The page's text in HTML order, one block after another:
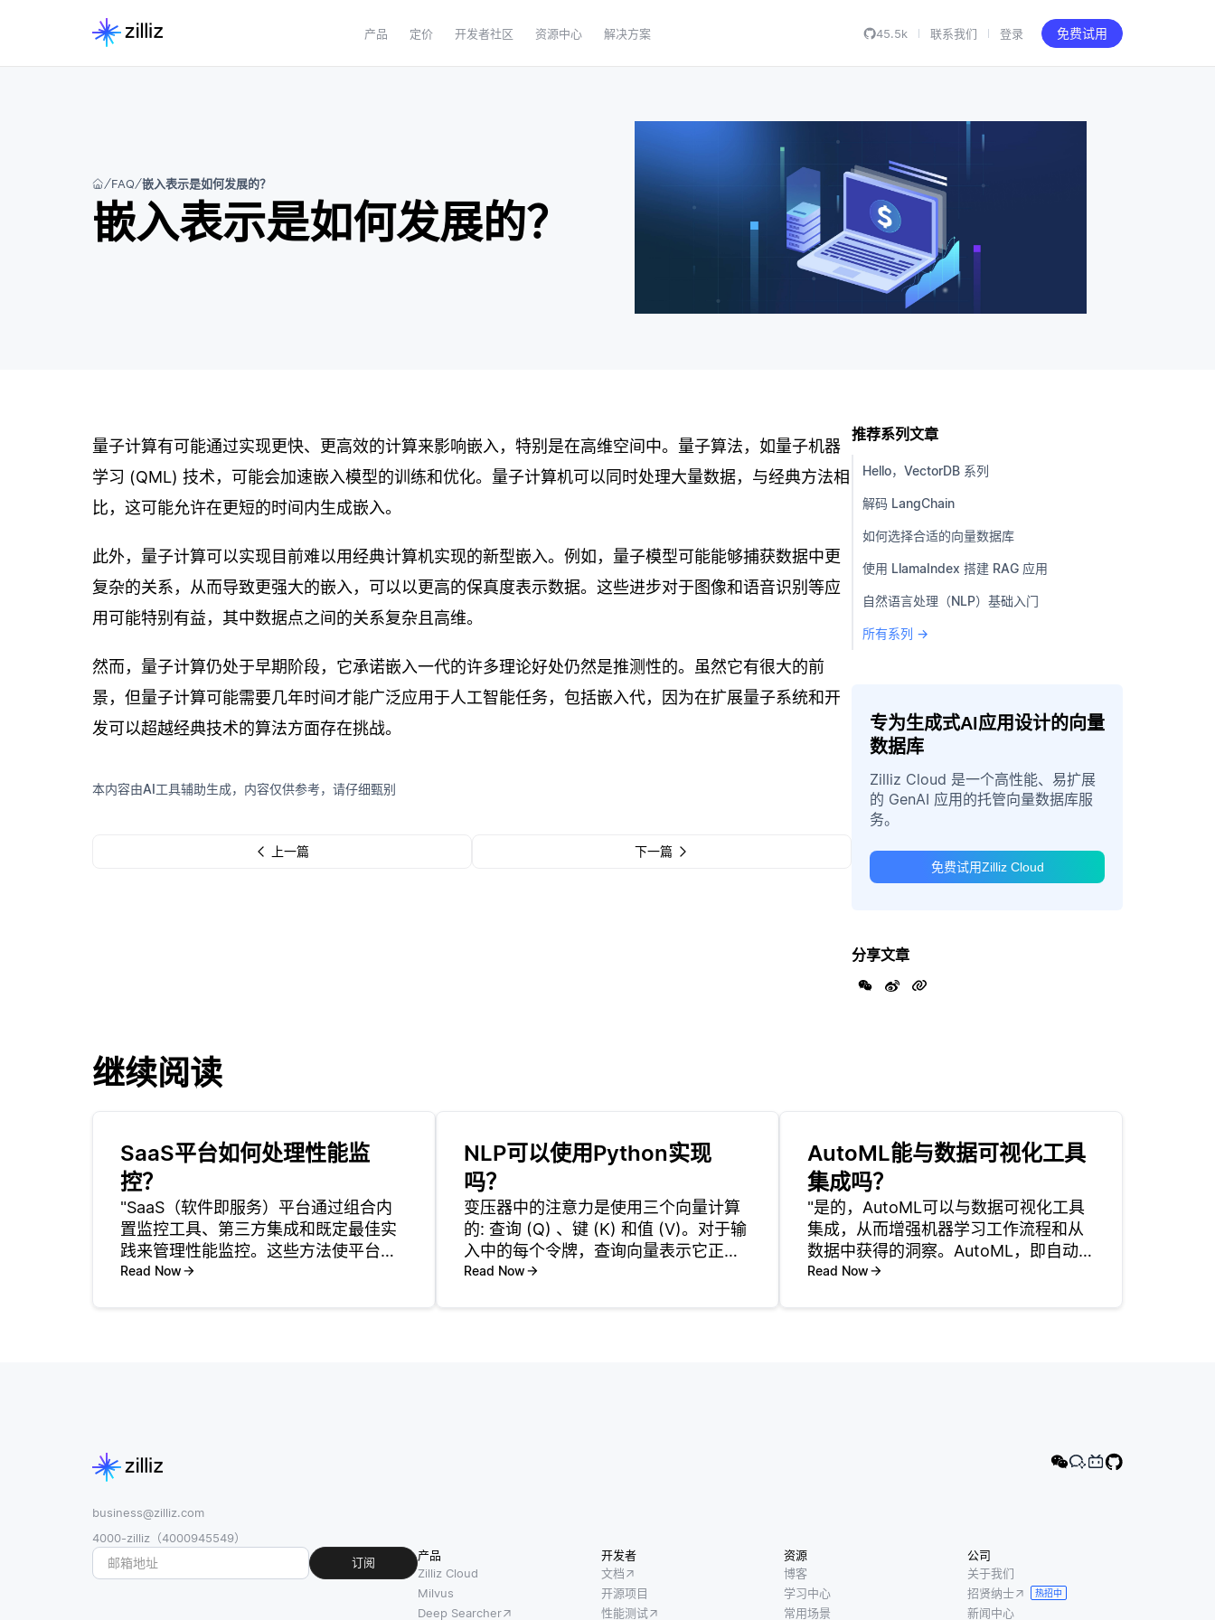
产品 定价 开发者社区 资源中心 解决方案 45.5k 联系我们 登录 免费试用
FAQ 嵌入表示是如何发展的？
嵌入表示是如何发展的？
量子计算有可能通过实现更快、更高效的计算来影响嵌入，特别是在高维空间中。量子算法，如量子机器
学习 (QML) 技术，可能会加速嵌入模型的训练和优化。量子计算机可以同时处理大量数据，与经典方法相
比，这可能允许在更短的时间内生成嵌入。
此外，量子计算可以实现目前难以用经典计算机实现的新型嵌入。例如，量子模型可能能够捕获数据中更
复杂的关系，从而导致更强大的嵌入，可以以更高的保真度表示数据。这些进步对于图像和语音识别等应
用可能特别有益，其中数据点之间的关系复杂且高维。
然而，量子计算仍处于早期阶段，它承诺嵌入一代的许多理论好处仍然是推测性的。虽然它有很大的前
景，但量子计算可能需要几年时间才能广泛应用于人工智能任务，包括嵌入代，因为在扩展量子系统和开
发可以超越经典技术的算法方面存在挑战。
本内容由AI工具辅助生成，内容仅供参考，请仔细甄别
上一篇 下一篇
推荐系列文章
Hello，VectorDB 系列
解码 LangChain
如何选择合适的向量数据库
使用 LlamaIndex 搭建 RAG 应用
自然语言处理（NLP）基础入门
所有系列 →
专为生成式AI应用设计的向量
数据库
Zilliz Cloud 是一个高性能、易扩展
的 GenAI 应用的托管向量数据库服
务。
免费试用Zilliz Cloud
分享文章
继续阅读
SaaS平台如何处理性能监
控？
"SaaS（软件即服务）平台通过组合内
置监控工具、第三方集成和既定最佳实
践来管理性能监控。这些方法使平台提
供商能够跟踪各种指标，这些指标表明
Read Now
NLP可以使用Python实现
吗？
变压器中的注意力是使用三个向量计算
的: 查询 (Q) 、键 (K) 和值 (V)。对于输
入中的每个令牌，查询向量表示它正在
寻找的内容，键向量对它提供的内容进
Read Now
AutoML能与数据可视化工具
集成吗？
"是的，AutoML可以与数据可视化工具
集成，从而增强机器学习工作流程和从
数据中获得的洞察。AutoML，即自动化
机器学习，通过自动化数据预处理、特
Read Now
business@zilliz.com
4000-zilliz（4000945549）
订阅
产品
Zilliz Cloud
Milvus
Deep Searcher
开发者
文档
开源项目
性能测试
资源
博客
学习中心
常用场景
公司
关于我们
招贤纳士
热招中
新闻中心